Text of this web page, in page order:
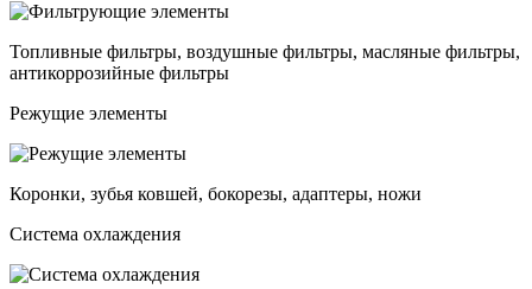
Топливные фильтры, воздушные фильтры, масляные фильтры,
антикоррозийные фильтры
Режущие элементы
Коронки, зубья ковшей, бокорезы, адаптеры, ножи
Система охлаждения